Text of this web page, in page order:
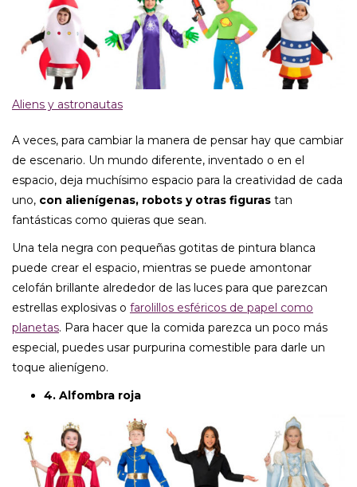
Aliens y astronautas
A veces, para cambiar la manera de pensar hay que cambiar
de escenario. Un mundo diferente, inventado o en el
espacio, deja muchísimo espacio para la creatividad de cada
uno, con alienígenas, robots y otras figuras tan
fantásticas como quieras que sean.
Una tela negra con pequeñas gotitas de pintura blanca
puede crear el espacio, mientras se puede amontonar
celofán brillante alrededor de las luces para que parezcan
estrellas explosivas o farolillos esféricos de papel como
planetas. Para hacer que la comida parezca un poco más
especial, puedes usar purpurina comestible para darle un
toque alienígeno.
4. Alfombra roja